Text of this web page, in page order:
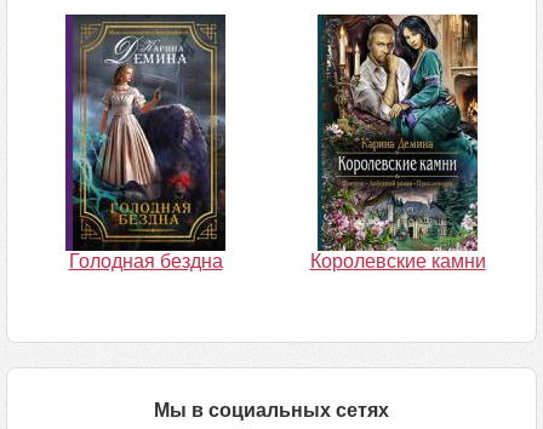
Голодная бездна Королевские камни
Мы в социальных сетях